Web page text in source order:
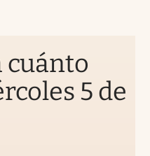
cuánto
5 de